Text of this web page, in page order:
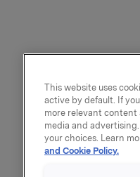
Sund
2020 regnskabet
This website uses
active by default. If
more relevant content
media and
your choices. Learn
and Cookie Policy.